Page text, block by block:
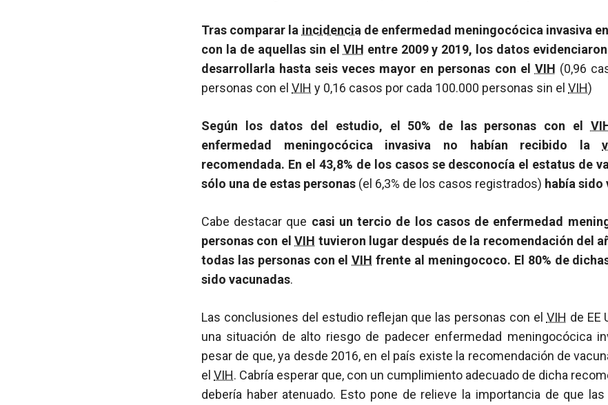
Tras comparar la incidencia de enfermedad meningocócica invasiva
con la de aquellas sin el VIH entre 2009 y 2019, los datos
desarrollarla hasta seis veces mayor en personas con el VIH (0,96
personas con el VIH y 0,16 casos por cada 100.000 personas sin el VIH)
Según los datos del estudio, el 50% de las personas con el
enfermedad meningocócica invasiva no habían recibido la
recomendada. En el 43,8% de los casos se desconocía el estatus de
sólo una de estas personas (el 6,3% de los casos registrados) había sido
Cabe destacar que casi un tercio de los casos de enfermedad
personas con elVIH tuvieron lugar después de la recomendación del
todas las personas con elVIH frente al meningococo. El 80% de
sido vacunadas.
Las conclusiones del estudio reflejan que las personas con el VIH de EE
una situación de alto riesgo de padecer enfermedad meningocócica
pesar de que, ya desde 2016, en el país existe la recomendación de
el VIH. Cabría esperar que, con un cumplimiento adecuado de dicha
debería haber atenuado. Esto pone de relieve la importancia de que